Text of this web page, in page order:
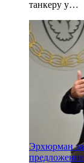
танкеру у…
Эрхюрман